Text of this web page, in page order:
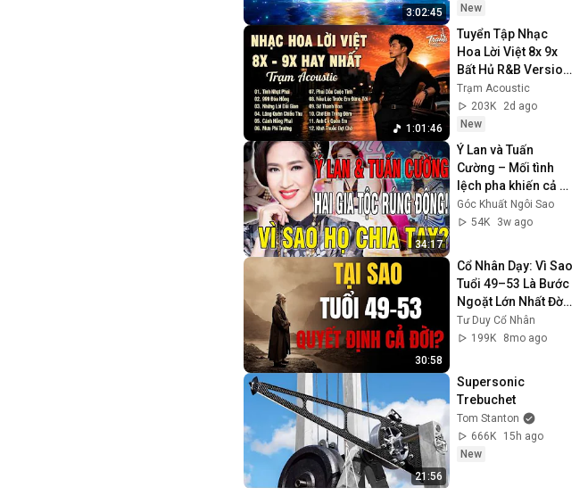
3:02:45
New
1:01:46
Tuyển Tập Nhạc
Hoa Lời Việt 8x 9x
Bất Hủ R&B Version
Hot Tiktok - Tình
Nhạt Phai, Những
Lời Dối Gian
Trạm Acoustic
203K
2d ago
New
34:17
Ý Lan và Tuấn
Cường – Mối tình
lệch pha khiến cả
hai gia tộc nghệ
thuật rúng động
Góc Khuất Ngôi Sao
54K
3w ago
30:58
Cổ Nhân Dạy: Vì Sao
Tuổi 49–53 Là Bước
Ngoặt Lớn Nhất Đời
Người|Tư Duy Cổ
Nhân
Tư Duy Cổ Nhân
199K
8mo ago
21:56
Supersonic
Trebuchet
Tom Stanton
666K
15h ago
New